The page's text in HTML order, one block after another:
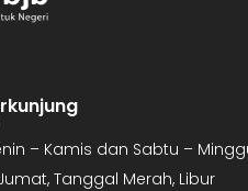
– Kamis dan Sabtu –
Tanggal Merah, Libur